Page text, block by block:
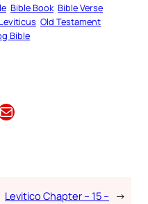
Bible Book Bible Verse
Leviticus Old Testament
Bible
Article
Levitico Chapter – 15 – →